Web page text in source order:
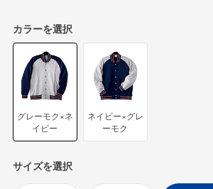
カラーを選択
グレーモク×ネ
イビー
ネイビー×グレ
ーモク
サイズを選択